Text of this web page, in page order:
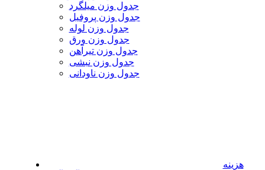
جدول وزن میلگرد
جدول وزن پروفیل
جدول وزن لوله
جدول وزن ورق
جدول وزن تیرآهن
جدول وزن نبشی
جدول وزن ناودانی
هزینه